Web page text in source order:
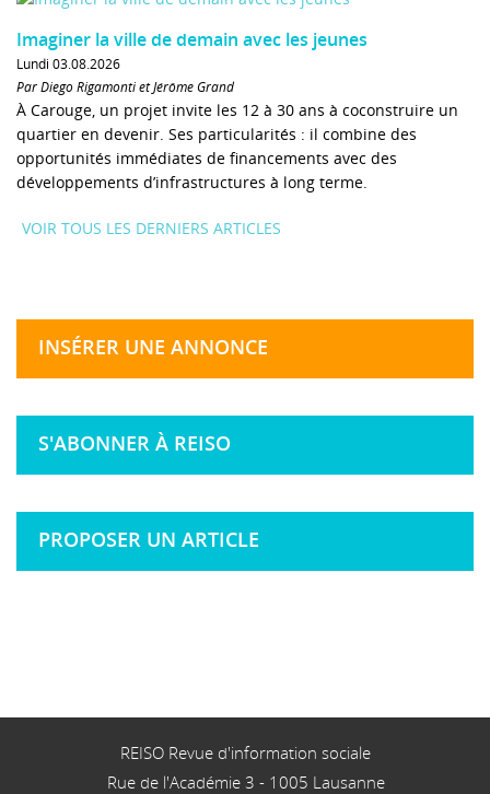
Imaginer la ville de demain avec les jeunes
Lundi 03.08.2026
Par Diego Rigamonti et Jérôme Grand
À Carouge, un projet invite les 12 à 30 ans à coconstruire un
quartier en devenir. Ses particularités : il combine des
opportunités immédiates de financements avec des
développements d’infrastructures à long terme.
VOIR TOUS LES DERNIERS ARTICLES
INSÉRER UNE ANNONCE
S'ABONNER À REISO
PROPOSER UN ARTICLE
REISO Revue d'information sociale
Rue de l'Académie 3 - 1005 Lausanne